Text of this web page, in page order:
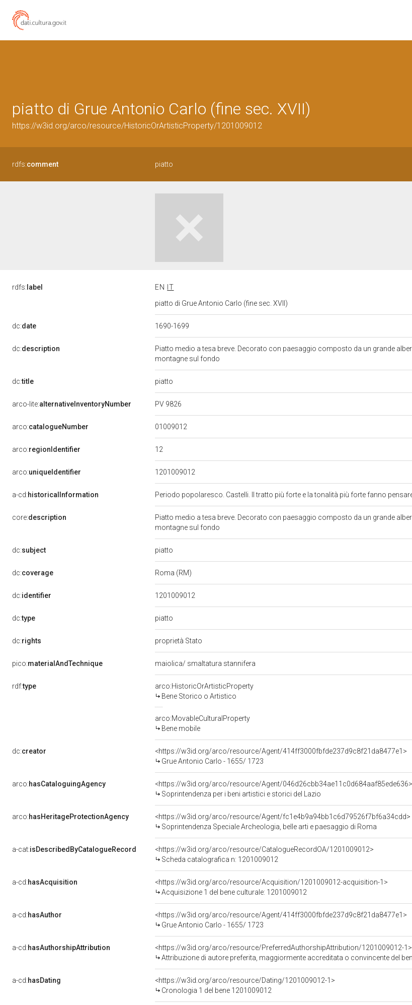
piatto di Grue Antonio Carlo (fine sec. XVII)
https://w3id.org/arco/resource/HistoricOrArtisticProperty/1201009012
rdfs:comment piatto
rdfs: label EN
IT
piatto di Grue Antonio Carlo (fine sec. XVII)
dc:date 1690-1699
dc:description
Piatto medio a tesa breve. Decorato con paesaggio composto da un grande
montagne sul fondo
dc:title piatto
arco-lite:alternativeInventoryNumber PV 9826
arco:catalogueNumber 01009012
arco:regionIdentifier 12
arco:uniqueIdentifier 1201009012
a-cd:historicalInformation Periodo popolaresco. Castelli. Il tratto più forte e la tonalità più forte fanno
core:description
Piatto medio a tesa breve. Decorato con paesaggio composto da un grande
montagne sul fondo
dc:subject piatto
dc:coverage Roma (RM)
dc:identifier 1201009012
dc:type piatto
dc:rights proprietà Stato
pico:materialAndTechnique maiolica/ smaltatura stannifera
rdf:type
arco:HistoricOrArtisticProperty
Bene Storico o Artistico
arco:MovableCulturalProperty
Bene mobile
dc:creator
<https://w3id.org/arco/resource/Agent/414ff3000fbfde237d9c8f21da8477e1>
Grue Antonio Carlo - 1655/ 1723
arco:hasCataloguingAgency
<https://w3id.org/arco/resource/Agent/046d26cbb34ae11c0d684aaf85ede636>
Soprintendenza per i beni artistici e storici del Lazio
arco:hasHeritageProtectionAgency
<https://w3id.org/arco/resource/Agent/fc1e4b9a94bb1c6d79526f7bf6a34cdd>
Soprintendenza Speciale Archeologia, belle arti e paesaggio di Roma
a-cat:isDescribedByCatalogueRecord
<https://w3id.org/arco/resource/CatalogueRecordOA/1201009012>
Scheda catalografica n: 1201009012
a-cd:hasAcquisition
<https://w3id.org/arco/resource/Acquisition/1201009012-acquisition-1>
Acquisizione 1 del bene culturale: 1201009012
a-cd:hasAuthor
<https://w3id.org/arco/resource/Agent/414ff3000fbfde237d9c8f21da8477e1>
Grue Antonio Carlo - 1655/ 1723
a-cd:hasAuthorshipAttribution
<https://w3id.org/arco/resource/PreferredAuthorshipAttribution/1201009012-1>
Attribuzione di autore preferita, maggiormente accreditata o convincente del
a-cd:hasDating
<https://w3id.org/arco/resource/Dating/1201009012-1>
Cronologia 1 del bene 1201009012